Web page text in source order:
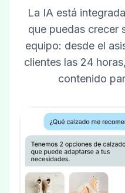
La IA está
que puedas crecer
equipo: desde el
clientes las 24
contenido